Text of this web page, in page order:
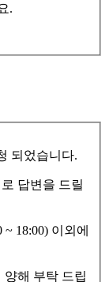
.
되었습니다.
답변을 드릴
18:00) 이외에
양해 부탁 드립